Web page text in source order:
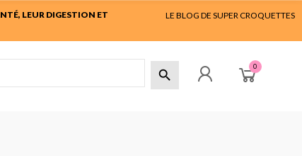
LEUR DIGESTION ET
LE BLOG DE SUPER CROQUETTES

0